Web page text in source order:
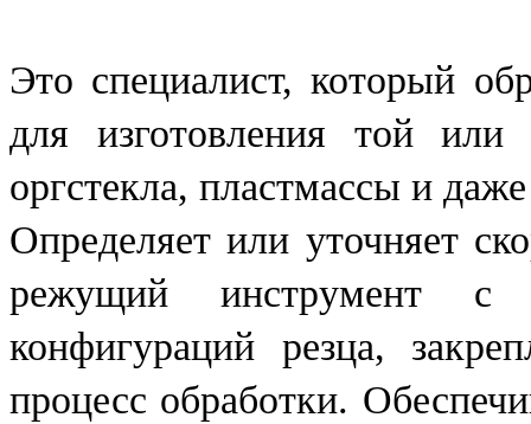
Это специалист, который
для изготовления той
оргстекла, пластмассы и
Определяет или уточняет
режущий инструмент с
конфигураций резца,
процесс обработки.